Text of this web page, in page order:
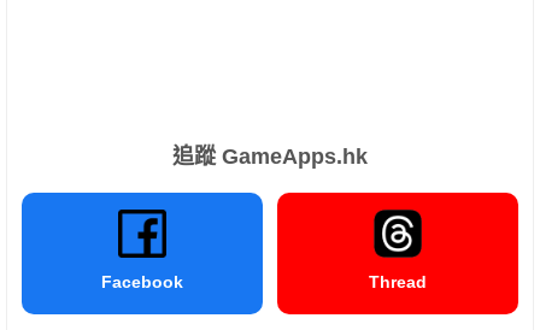
追蹤 GameApps.hk
Facebook Thread